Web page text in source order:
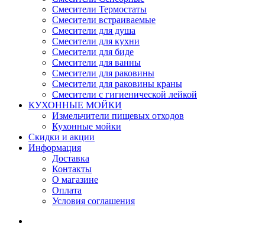
Смесители Термостаты
Смесители встраиваемые
Смесители для душа
Смесители для кухни
Смесители для биде
Смесители для ванны
Смесители для раковины
Смесители для раковины краны
Смесители с гигиенической лейкой
КУХОННЫЕ МОЙКИ
Измельчители пищевых отходов
Кухонные мойки
Скидки и акции
Информация
Доставка
Контакты
О магазине
Оплата
Условия соглашения